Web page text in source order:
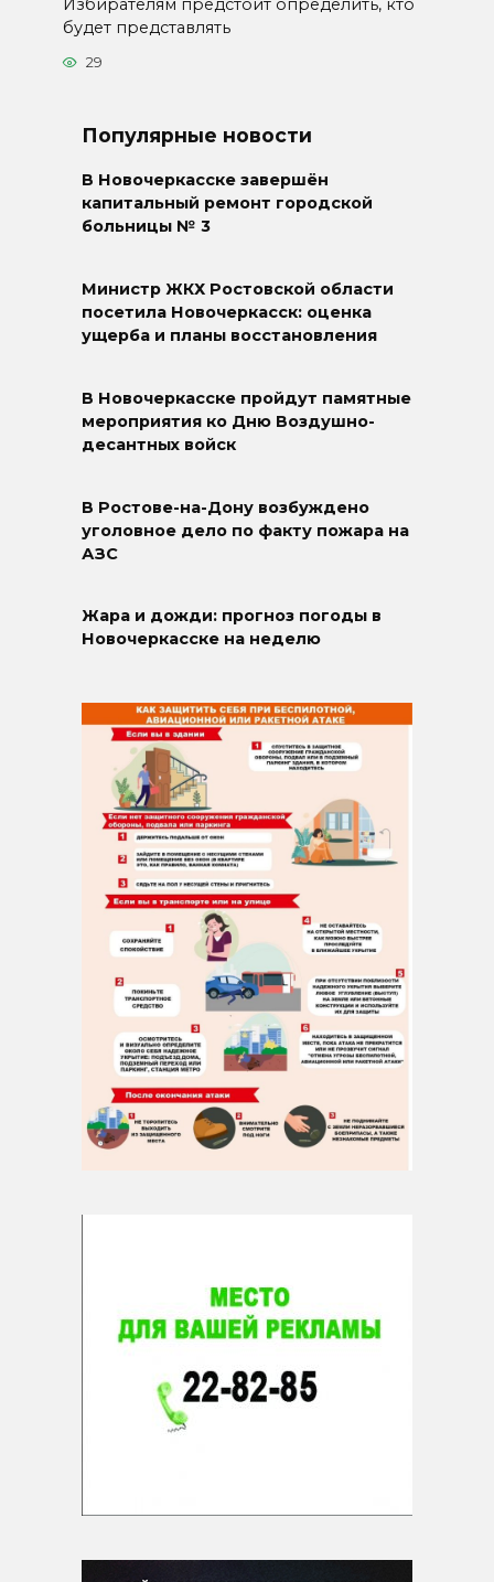
Избирателям предстоит определить, кто
будет представлять
29
Популярные новости
В Новочеркасске завершён
капитальный ремонт городской
больницы № 3
Министр ЖКХ Ростовской области
посетила Новочеркасск: оценка
ущерба и планы восстановления
В Новочеркасске пройдут памятные
мероприятия ко Дню Воздушно-
десантных войск
В Ростове-на-Дону возбуждено
уголовное дело по факту пожара на
АЗС
Жара и дожди: прогноз погоды в
Новочеркасске на неделю